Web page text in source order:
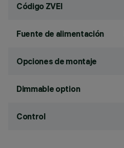
Código ZVEI
Fuente de alimentación
Opciones de montaje
Dimmable option
Control